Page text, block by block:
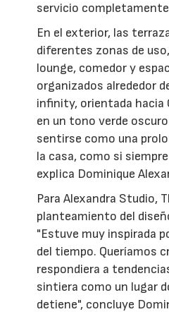
servicio completamente
En el exterior, las
diferentes zonas de
lounge, comedor y
organizados alrededor
infinity, orientada hacia
en un tono verde
sentirse como una
la casa, como si
explica Dominique
Para Alexandra Studio,
planteamiento del
"Estuve muy inspirada
del tiempo. Queríamos
respondiera a
sintiera como un lugar
detiene", concluye